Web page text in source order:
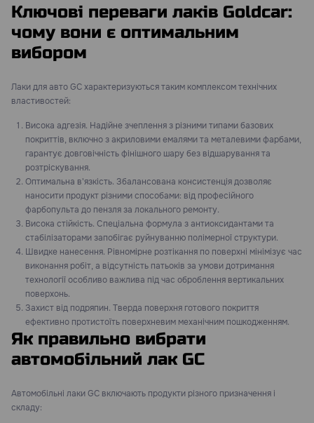
Ключові переваги лаків Goldcar:
чому вони є оптимальним
вибором
Лаки для авто GC характеризуються таким комплексом технічних
властивостей:
Висока адгезія. Надійне зчеплення з різними типами базових
покриттів, включно з акриловими емалями та металевими фарбами,
гарантує довговічність фінішного шару без відшарування та
розтріскування.
Оптимальна в'язкість. Збалансована консистенція дозволяє
наносити продукт різними способами: від професійного
фарбопульта до пензля за локального ремонту.
Висока стійкість. Спеціальна формула з антиоксидантами та
стабілізаторами запобігає руйнуванню полімерної структури.
Швидке нанесення. Рівномірне розтікання по поверхні мінімізує час
виконання робіт, а відсутність патьоків за умови дотримання
технології особливо важлива під час оброблення вертикальних
поверхонь.
Захист від подряпин. Тверда поверхня готового покриття
ефективно протистоїть поверхневим механічним пошкодженням.
Як правильно вибрати
автомобільний лак GC
Автомобільні лаки GC включають продукти різного призначення і
складу: